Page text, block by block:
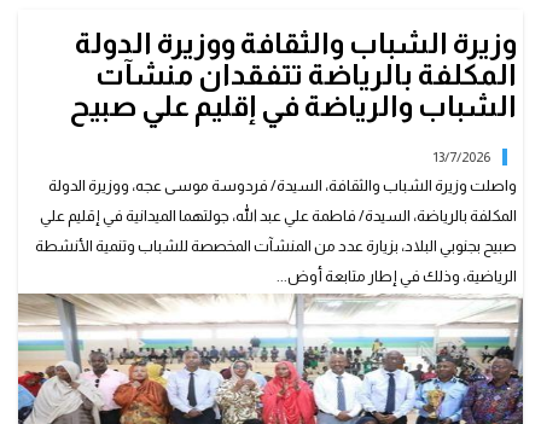
وزيرة الشباب والثقافة ووزيرة الدولة
المكلفة بالرياضة تتفقدان منشآت
الشباب والرياضة في إقليم علي صبيح
13/7/2026
واصلت وزيرة الشباب والثقافة، السيدة/ فردوسة موسى عجه، ووزيرة الدولة
المكلفة بالرياضة، السيدة/ فاطمة علي عبد الله، جولتهما الميدانية في إقليم علي
صبيح بجنوبي البلاد، بزيارة عدد من المنشآت المخصصة للشباب وتنمية الأنشطة
الرياضية، وذلك في إطار متابعة أوض...